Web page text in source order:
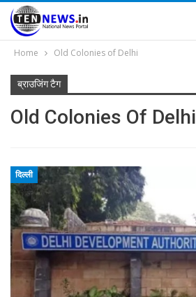
Home Old Colonies of Delhi
ब्राउजिंग टैग
Old Colonies Of Delhi
दिल्ली